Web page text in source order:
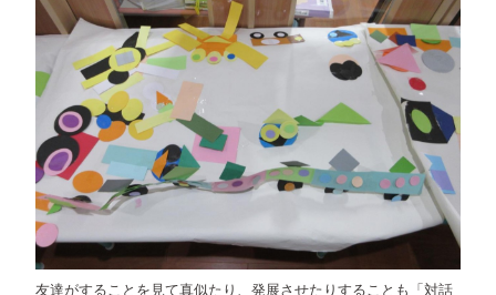
友達がすることを見て真似たり、発展させたりすることも「対話